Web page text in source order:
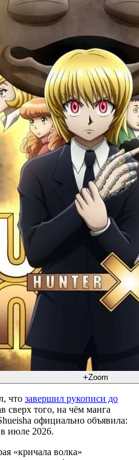
Zoom
что завершил рукописи до
сверх того, на чём манга
официально объявила:
июле 2026.
«кричала волка»